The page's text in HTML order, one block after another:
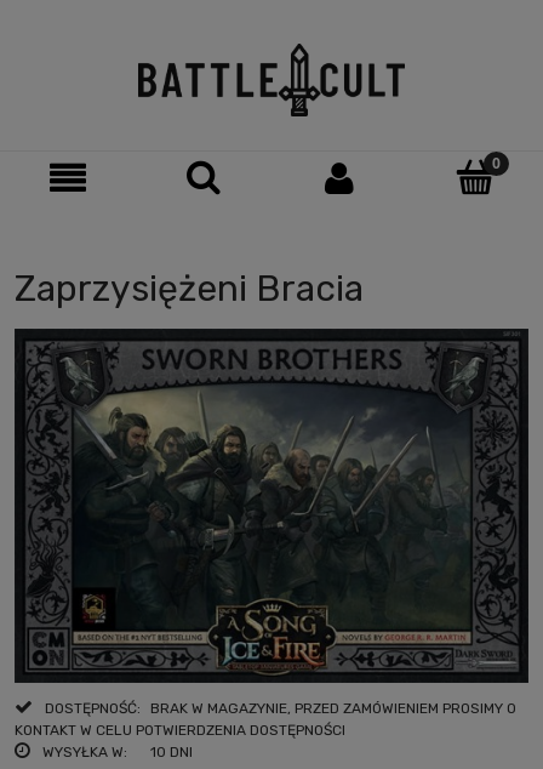
Zaprzysiężeni Bracia
DOSTĘPNOŚĆ:
BRAK W MAGAZYNIE, PRZED ZAMÓWIENIEM PROSIMY O
KONTAKT W CELU POTWIERDZENIA DOSTĘPNOŚCI
WYSYŁKA W:
10 DNI